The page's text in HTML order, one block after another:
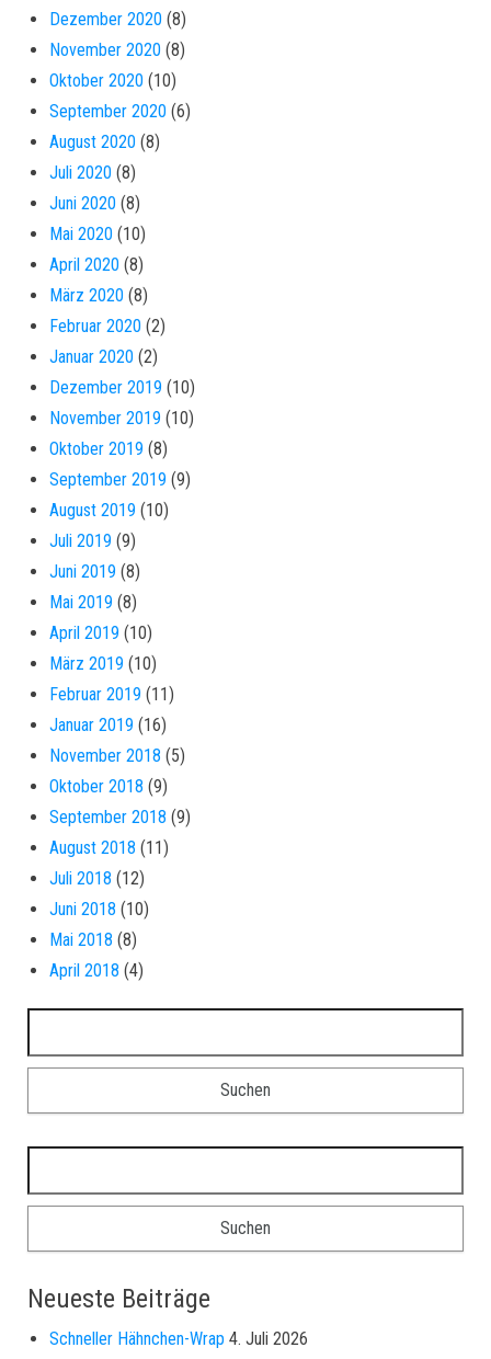
Dezember 2020 (8)
November 2020 (8)
Oktober 2020 (10)
September 2020 (6)
August 2020 (8)
Juli 2020 (8)
Juni 2020 (8)
Mai 2020 (10)
April 2020 (8)
März 2020 (8)
Februar 2020 (2)
Januar 2020 (2)
Dezember 2019 (10)
November 2019 (10)
Oktober 2019 (8)
September 2019 (9)
August 2019 (10)
Juli 2019 (9)
Juni 2019 (8)
Mai 2019 (8)
April 2019 (10)
März 2019 (10)
Februar 2019 (11)
Januar 2019 (16)
November 2018 (5)
Oktober 2018 (9)
September 2018 (9)
August 2018 (11)
Juli 2018 (12)
Juni 2018 (10)
Mai 2018 (8)
April 2018 (4)
Neueste Beiträge
Schneller Hähnchen-Wrap 4. Juli 2026